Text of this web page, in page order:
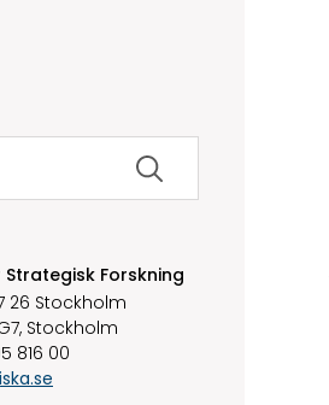
Forskning
26 Stockholm
Stockholm
816 00